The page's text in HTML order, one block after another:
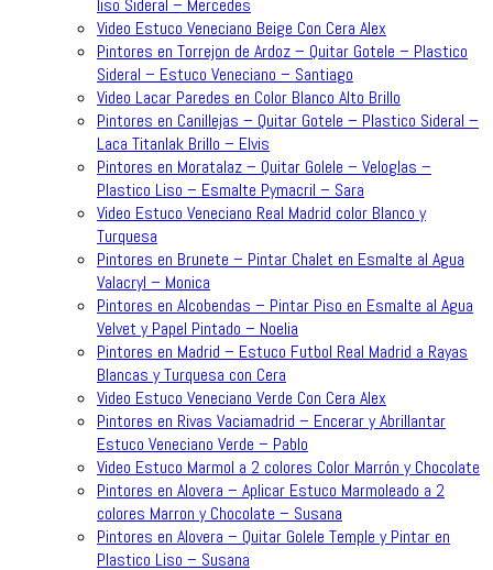
liso Sideral – Mercedes
Video Estuco Veneciano Beige Con Cera Alex
Pintores en Torrejon de Ardoz – Quitar Gotele – Plastico
Sideral – Estuco Veneciano – Santiago
Video Lacar Paredes en Color Blanco Alto Brillo
Pintores en Canillejas – Quitar Gotele – Plastico Sideral –
Laca Titanlak Brillo – Elvis
Pintores en Moratalaz – Quitar Golele – Veloglas –
Plastico Liso – Esmalte Pymacril – Sara
Video Estuco Veneciano Real Madrid color Blanco y
Turquesa
Pintores en Brunete – Pintar Chalet en Esmalte al Agua
Valacryl – Monica
Pintores en Alcobendas – Pintar Piso en Esmalte al Agua
Velvet y Papel Pintado – Noelia
Pintores en Madrid – Estuco Futbol Real Madrid a Rayas
Blancas y Turquesa con Cera
Video Estuco Veneciano Verde Con Cera Alex
Pintores en Rivas Vaciamadrid – Encerar y Abrillantar
Estuco Veneciano Verde – Pablo
Video Estuco Marmol a 2 colores Color Marrón y Chocolate
Pintores en Alovera – Aplicar Estuco Marmoleado a 2
colores Marron y Chocolate – Susana
Pintores en Alovera – Quitar Golele Temple y Pintar en
Plastico Liso – Susana